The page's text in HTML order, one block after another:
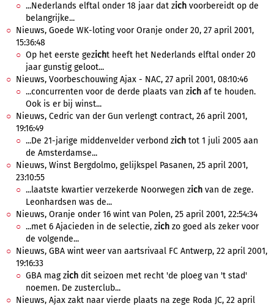
...Nederlands elftal onder 18 jaar dat zich voorbereidt op de
belangrijke...
Nieuws, Goede WK-loting voor Oranje onder 20, 27 april 2001,
15:36:48
Op het eerste gezicht heeft het Nederlands elftal onder 20
jaar gunstig geloot...
Nieuws, Voorbeschouwing Ajax - NAC, 27 april 2001, 08:10:46
...concurrenten voor de derde plaats van zich af te houden.
Ook is er bij winst...
Nieuws, Cedric van der Gun verlengt contract, 26 april 2001,
19:16:49
...De 21-jarige middenvelder verbond zich tot 1 juli 2005 aan
de Amsterdamse...
Nieuws, Winst Bergdolmo, gelijkspel Pasanen, 25 april 2001,
23:10:55
...laatste kwartier verzekerde Noorwegen zich van de zege.
Leonhardsen was de...
Nieuws, Oranje onder 16 wint van Polen, 25 april 2001, 22:54:34
...met 6 Ajacieden in de selectie, zich zo goed als zeker voor
de volgende...
Nieuws, GBA wint weer van aartsrivaal FC Antwerp, 22 april 2001,
19:16:33
GBA mag zich dit seizoen met recht 'de ploeg van 't stad'
noemen. De zusterclub...
Nieuws, Ajax zakt naar vierde plaats na zege Roda JC, 22 april